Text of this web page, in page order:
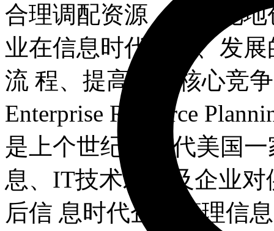
合理调配资源，最大化
业在信息时代生存、发
流 程、提高企业核心竞
Enterprise Resource
是上个世纪90年代美国
息、IT技术发展及企业
后信 息时代企业管理信